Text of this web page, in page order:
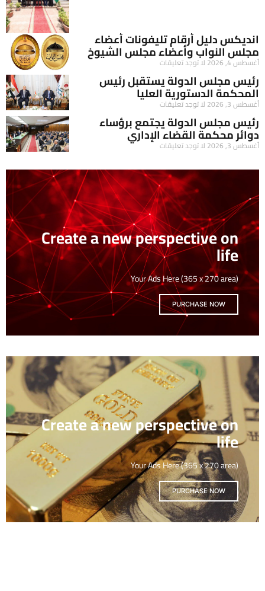
انديكس دليل أرقام تليفونات أعضاء
مجلس النواب وأعضاء مجلس الشيوخ
أغسطس 4, 2026 لا توجد تعليقات
رئيس مجلس الدولة يستقبل رئيس
المحكمة الدستورية العليا
أغسطس 3, 2026 لا توجد تعليقات
رئيس مجلس الدولة يجتمع برؤساء
دوائر محكمة القضاء الإداري
أغسطس 3, 2026 لا توجد تعليقات
Create a new perspective on
life
Your Ads Here (365 x 270 area)
PURCHASE NOW
Create a new perspective on
life
Your Ads Here (365 x 270 area)
PURCHASE NOW